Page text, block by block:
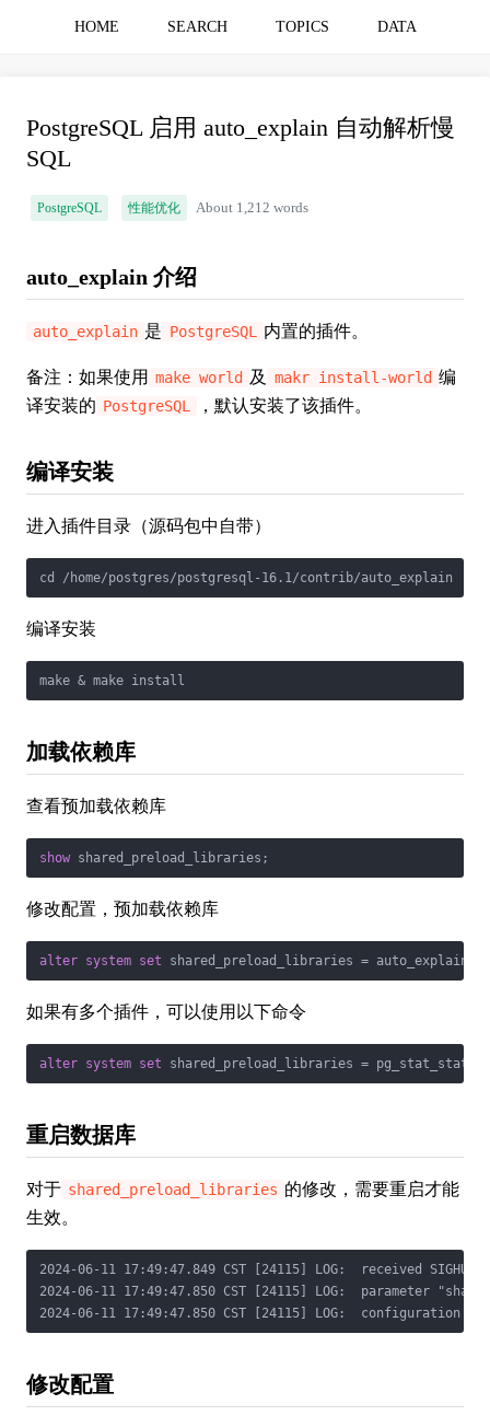
HOME SEARCH TOPICS DATA
PostgreSQL 启用 auto_explain 自动解析慢
SQL
PostgreSQL 性能优化 About 1,212 words
auto_explain 介绍
auto_explain 是 PostgreSQL 内置的插件。
备注：如果使用 make world 及 makr install-world 编
译安装的 PostgreSQL ，默认安装了该插件。
编译安装
进入插件目录（源码包中自带）
编译安装
加载依赖库
查看预加载依赖库
show
修改配置，预加载依赖库
alter system set shared_preload_libraries =
如果有多个插件，可以使用以下命令
alter system set shared_preload_libraries =
重启数据库
对于 shared_preload_libraries 的修改，需要重启才能
生效。
2024-06-11 17:49:47.849 CST [24115] LOG:  received
2024-06-11 17:49:47.850 CST [24115] LOG:  parameter
修改配置